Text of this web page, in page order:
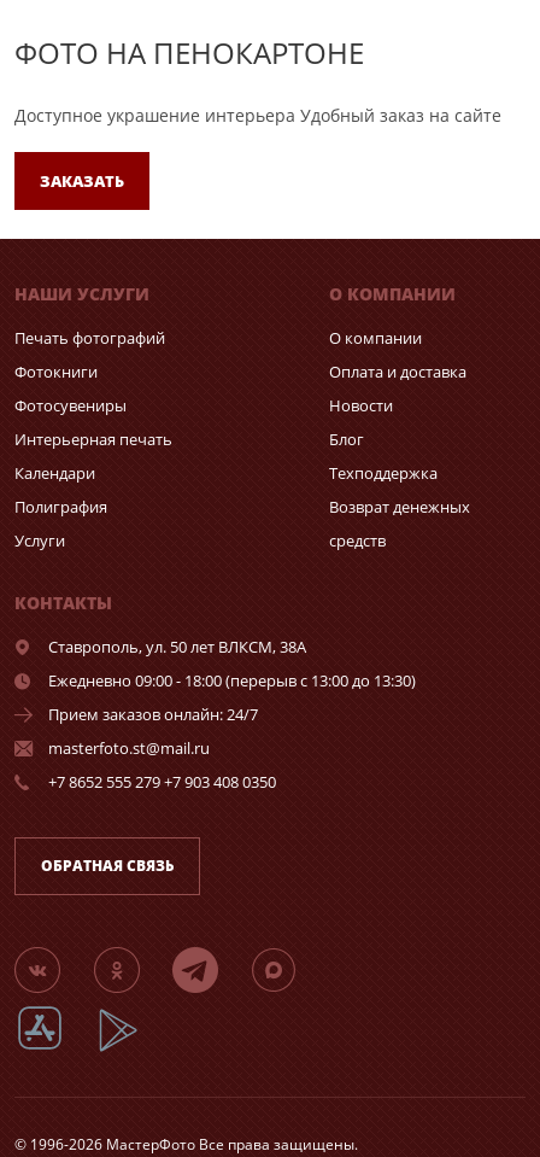
ФОТО НА ПЕНОКАРТОНЕ
Доступное украшение интерьера Удобный заказ на сайте
ЗАКАЗАТЬ
НАШИ УСЛУГИ
Печать фотографий
Фотокниги
Фотосувениры
Интерьерная печать
Календари
Полиграфия
Услуги
О КОМПАНИИ
О компании
Оплата и доставка
Новости
Блог
Техподдержка
Возврат денежных
средств
КОНТАКТЫ
Ставрополь,ул. 50 лет ВЛКСМ, 38А
Ежедневно 09:00 - 18:00 (перерыв с 13:00 до 13:30)
Прием заказов онлайн: 24/7
masterfoto.st@mail.ru
+7 8652 555 279 +7 903 408 0350
ОБРАТНАЯ СВЯЗЬ
© 1996-2026 МастерФото Все права защищены.